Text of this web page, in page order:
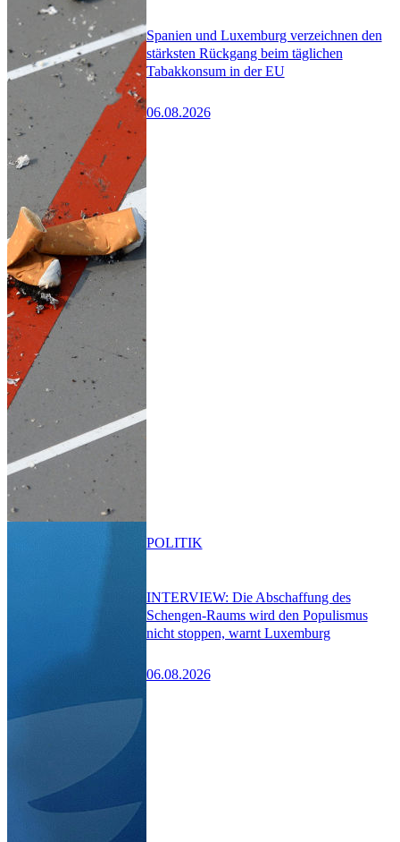
Spanien und Luxemburg verzeichnen den
stärksten Rückgang beim täglichen
Tabakkonsum in der EU
06.08.2026
INTERVIEW: Die Abschaffung des
Schengen-Raums wird den Populismus
nicht stoppen, warnt Luxemburg
06.08.2026
POLITIK